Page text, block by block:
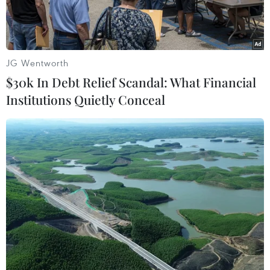
tra do vi phạm kỷ luật và pháp luật nghiêm trọng.
Theo Bloomberg thì Tập đoàn Nhôm Chalco của Trung Quốc đã
thua lỗ trong nhiều năm qua (Nguồn: Bloomberg)
Ngày 15/9, Uỷ ban Kiểm tra Kỷ luật Trung ương
Trung Quốc thông báo ông Tôn Triệu Học, Tổng
JG Wentworth
$30k In Debt Relief Scandal: What Financial
Institutions Quietly Conceal